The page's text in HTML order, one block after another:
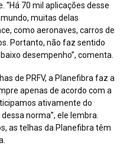
“Há 70 mil aplicações desse
muitas delas
como aeronaves, carros de
Portanto, não faz sentido
desempenho”, comenta.
de PRFV, a Planefibra faz a
apenas de acordo com a
ativamente do
norma”, ele lembra.
as telhas da Planefibra têm